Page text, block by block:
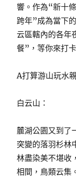
響。作為“新十
跨年”成為當下
云區轄內的各年
餐”，等你來打卡
A打算游山玩水
白云山：
麓湖公園又到了
突變的落羽杉林
林盡染美不堪收
相間，鳥類云集